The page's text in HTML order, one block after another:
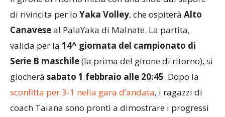
di rivincita per lo Yaka Volley, che ospiterà Alto
Canaveseal PalaYaka di Malnate. La partita,
valida per la 14^ giornata del campionato di
Serie B maschile(la prima del girone di ritorno), si
giocherà sabato 1 febbraio alle 20:45. Dopo la
sconfitta per 3-1 nella gara d’andata, i ragazzi di
coach Taiana sono pronti a dimostrare i progressi